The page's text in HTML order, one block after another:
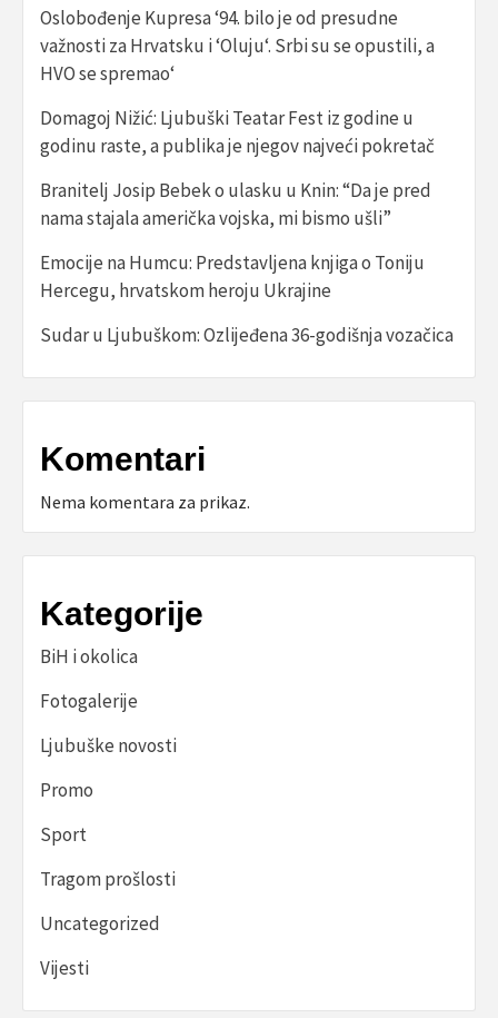
Oslobođenje Kupresa ‘94. bilo je od presudne
važnosti za Hrvatsku i ‘Oluju‘. Srbi su se opustili, a
HVO se spremao‘
Domagoj Nižić: Ljubuški Teatar Fest iz godine u
godinu raste, a publika je njegov najveći pokretač
Branitelj Josip Bebek o ulasku u Knin: “Da je pred
nama stajala američka vojska, mi bismo ušli”
Emocije na Humcu: Predstavljena knjiga o Toniju
Hercegu, hrvatskom heroju Ukrajine
Sudar u Ljubuškom: Ozlijeđena 36-godišnja vozačica
Komentari
Nema komentara za prikaz.
Kategorije
BiH i okolica
Fotogalerije
Ljubuške novosti
Promo
Sport
Tragom prošlosti
Uncategorized
Vijesti